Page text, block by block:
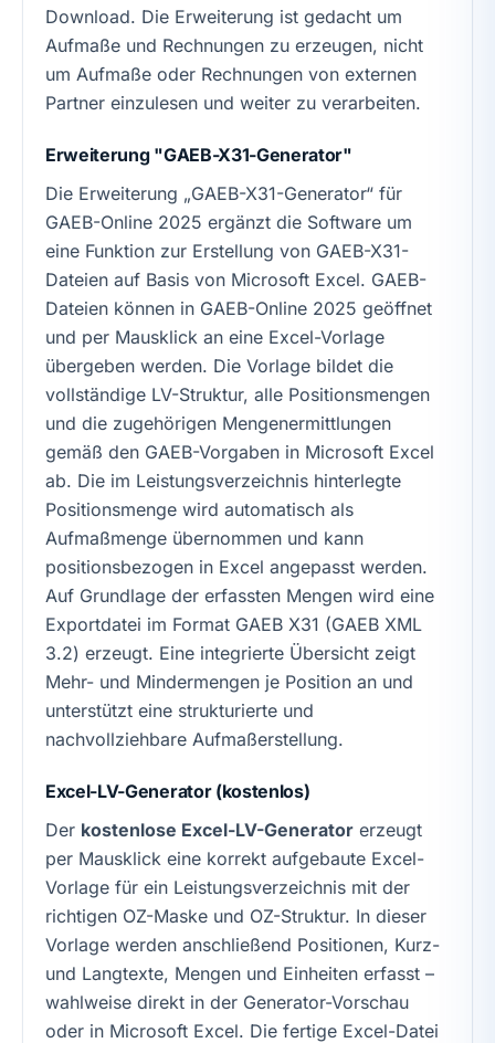
Download. Die Erweiterung ist gedacht um
Aufmaße und Rechnungen zu erzeugen, nicht
um Aufmaße oder Rechnungen von externen
Partner einzulesen und weiter zu verarbeiten.
Erweiterung "GAEB-X31-Generator"
Die Erweiterung „GAEB-X31-Generator“ für
GAEB-Online 2025 ergänzt die Software um
eine Funktion zur Erstellung von GAEB-X31-
Dateien auf Basis von Microsoft Excel. GAEB-
Dateien können in GAEB-Online 2025 geöffnet
und per Mausklick an eine Excel-Vorlage
übergeben werden. Die Vorlage bildet die
vollständige LV-Struktur, alle Positionsmengen
und die zugehörigen Mengenermittlungen
gemäß den GAEB-Vorgaben in Microsoft Excel
ab. Die im Leistungsverzeichnis hinterlegte
Positionsmenge wird automatisch als
Aufmaßmenge übernommen und kann
positionsbezogen in Excel angepasst werden.
Auf Grundlage der erfassten Mengen wird eine
Exportdatei im Format GAEB X31 (GAEB XML
3.2) erzeugt. Eine integrierte Übersicht zeigt
Mehr- und Mindermengen je Position an und
unterstützt eine strukturierte und
nachvollziehbare Aufmaßerstellung.
Excel-LV-Generator (kostenlos)
Der kostenlose Excel-LV-Generator erzeugt
per Mausklick eine korrekt aufgebaute Excel-
Vorlage für ein Leistungsverzeichnis mit der
richtigen OZ-Maske und OZ-Struktur. In dieser
Vorlage werden anschließend Positionen, Kurz-
und Langtexte, Mengen und Einheiten erfasst –
wahlweise direkt in der Generator-Vorschau
oder in Microsoft Excel. Die fertige Excel-Datei